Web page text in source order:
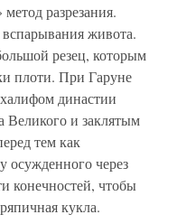
разрезания.
живота.
резец, которым
плоти. При Гаруне
династии
Великого и заклятым
тем как
осужденного через
конечностей, чтобы
кукла.